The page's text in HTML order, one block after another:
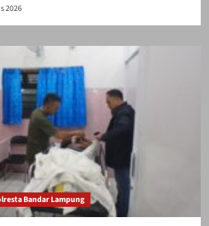
2026
Bandar Lampung